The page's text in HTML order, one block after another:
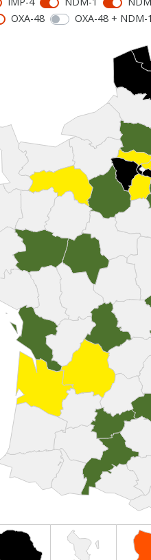
OXA-48 OXA-48 + NDM-1